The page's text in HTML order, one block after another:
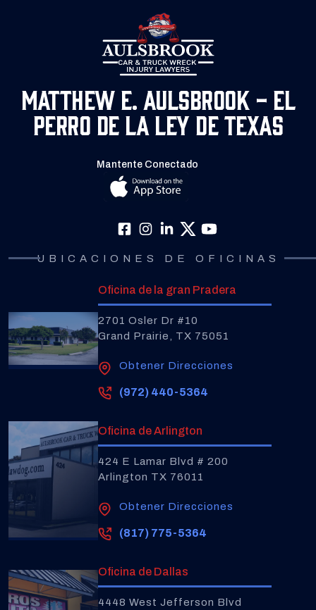
Matthew E. Aulsbrook - El
Perro de la Ley de Texas
Mantente Conectado
UBICACIONES DE OFICINAS
Oficina de la gran Pradera
2701 Osler Dr #10
Grand Prairie, TX 75051
Obtener Direcciones
(972) 440-5364
Oficina de Arlington
424 E Lamar Blvd # 200
Arlington TX 76011
Obtener Direcciones
(817) 775-5364
Oficina de Dallas
4448 West Jefferson Blvd